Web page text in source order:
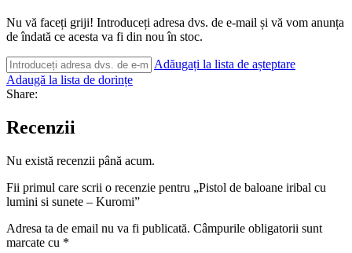
Nu vă faceți griji! Introduceți adresa dvs. de e-mail și vă vom anunța
de îndată ce acesta va fi din nou în stoc.
Adăugați la lista de așteptare
Adaugă la lista de dorințe
Share:
Recenzii
Nu există recenzii până acum.
Fii primul care scrii o recenzie pentru „Pistol de baloane iribal cu
lumini si sunete – Kuromi”
Adresa ta de email nu va fi publicată. Câmpurile obligatorii sunt
marcate cu *